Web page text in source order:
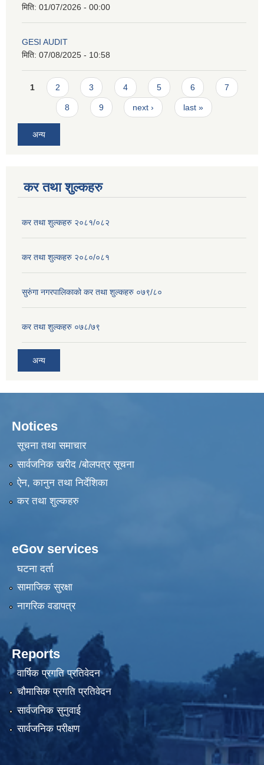
मिति: 01/07/2026 - 00:00
GESI AUDIT
मिति: 07/08/2025 - 10:58
Pages
1 2 3 4 5 6 7
8 9 next › last »
अन्य
कर तथा शुल्कहरु
कर तथा शुल्कहरु २०८१/०८२
कर तथा शुल्कहरु २०८०/०८१
सुरुंगा नगरपालिकाको कर तथा शुल्कहरु ०७९/८०
कर तथा शुल्कहरु ०७८/७९
अन्य
Notices
सूचना तथा समाचार
सार्वजनिक खरीद /बोलपत्र सूचना
ऐन, कानुन तथा निर्देशिका
कर तथा शुल्कहरु
eGov services
घटना दर्ता
सामाजिक सुरक्षा
नागरिक वडापत्र
Reports
वार्षिक प्रगति प्रतिवेदन
चौमासिक प्रगति प्रतिवेदन
सार्वजनिक सुनुवाई
सार्वजनिक परीक्षण